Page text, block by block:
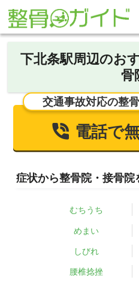
下北条駅周辺のお
骨
交通事故対応の整
電話で
症状から整骨院・接骨院
むちうち
めまい
しびれ
腰椎捻挫